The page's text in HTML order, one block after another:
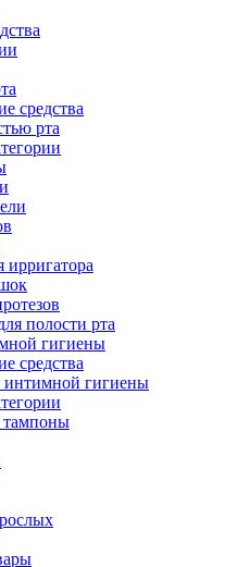
средства
рта
ирригатора
полости рта
гигиены
средства
интимной гигиены
тампоны